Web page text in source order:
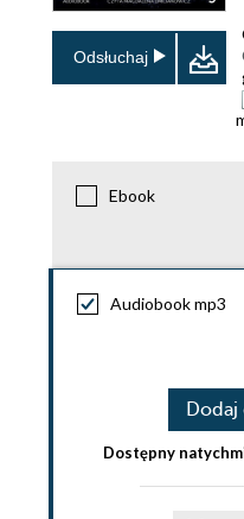
Odsłuchaj
Ebook
Audiobook mp3
Dodaj
Dostępny